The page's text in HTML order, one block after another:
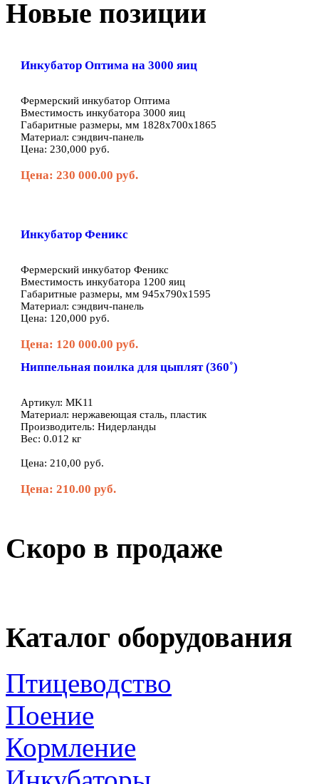
Новые позиции
Инкубатор Оптима на 3000 яиц
Фермерский инкубатор Оптима
Вместимость инкубатора 3000 яиц
Габаритные размеры, мм 1828х700х1865
Материал: сэндвич-панель
Цена: 230,000 руб.
Цена: 230 000.00 руб.
Инкубатор Феникс
Фермерский инкубатор Феникс
Вместимость инкубатора 1200 яиц
Габаритные размеры, мм 945х790х1595
Материал: сэндвич-панель
Цена: 120,000 руб.
Цена: 120 000.00 руб.
Ниппельная поилка для цыплят (360˚)
Артикул: MK11
Материал: нержавеющая сталь, пластик
Производитель: Нидерланды
Вес: 0.012 кг
Цена: 210,00 руб.
Цена: 210.00 руб.
Скоро в продаже
Каталог оборудования
Птицеводство
Поение
Кормление